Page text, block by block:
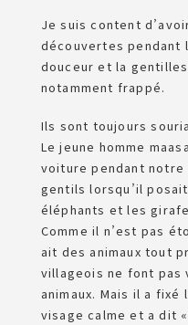
Je suis content
découvertes pendant
douceur et la
notamment frappé.
Ils sont toujours
Le jeune homme
voiture pendant
gentils lorsqu’il
éléphants et les
Comme il n’est pas
ait des animaux tout
villageois ne font pas
animaux. Mais il a fixé
visage calme et a dit